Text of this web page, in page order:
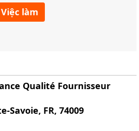
Qualité Fournisseur
Savoie, FR, 74009